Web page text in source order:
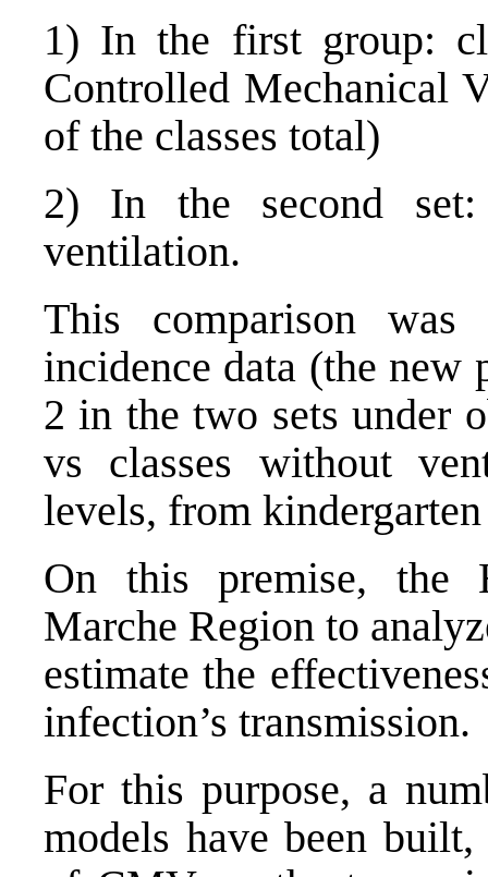
1) In the first group:
Controlled Mechanical
of the classes total)
2) In the second set:
ventilation.
This comparison
incidence data (the new
2 in the two sets under
vs classes without
levels, from
On this premise, the
Marche Region to
estimate the
infection’s transmission.
For this purpose, a
models have been